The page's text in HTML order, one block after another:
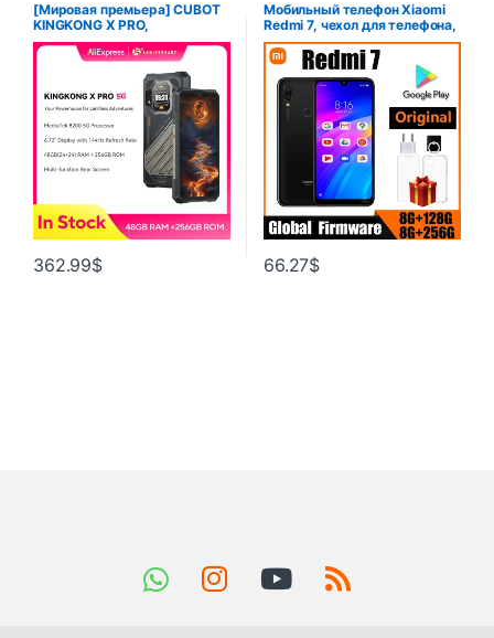
[Мировая премьера] CUBOT
KINGKONG X PRO,
защищенный смартфон 5G,
Dimensity 8200, 4 нм, 3,1 ГГц,
144 Гц, экран 6,72 дюйма,
аккумулятор 10200 мАч, 24
ГБ ОЗУ (12+12 ГБ
расширенная), 256 ГБ ПЗУ,
камера 100 МП, 5G телефон
362.99$
Мобильный телефон Xiaomi
Redmi 7, чехол для телефона,
мобильный телефон с двумя
SIM-картами, сотовый
телефон Android, двойная
камера, используемый
телефон
66.27$